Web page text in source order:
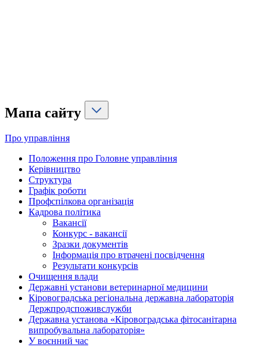
Мапа сайту
Про управління
Положення про Головне управління
Керівництво
Структура
Графік роботи
Профспілкова організація
Кадрова політика
Вакансії
Конкурс - вакансії
Зразки документів
Інформація про втрачені посвідчення
Результати конкурсів
Очищення влади
Державні установи ветеринарної медицини
Кіровоградська регіональна державна лабораторія
Держпродспоживслужби
Державна установа «Кіровоградська фітосанітарна
випробувальна лабораторія»
У воєнний час